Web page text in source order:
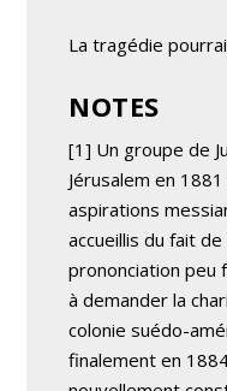
La tragédie
NOTES
[1] Un groupe de
Jérusalem en
aspirations
accueillis du fait
prononciation peu
à demander la
colonie suédo-
finalement en